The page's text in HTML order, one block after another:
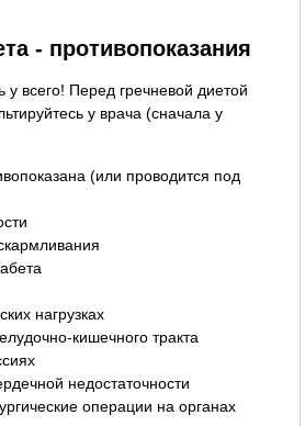
- противопоказания
у всего! Перед гречневой диетой
у врача (сначала у
(или проводится под
нагрузках
кишечного тракта
недостаточности
операции на органах